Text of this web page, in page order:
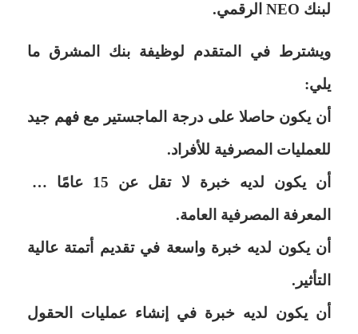
لبنك NEO الرقمي.
ويشترط في المتقدم لوظيفة بنك المشرق ما
يلي:
أن يكون حاصلا على درجة الماجستير مع فهم جيد
للعمليات المصرفية للأفراد.
أن يكون لديه خبرة لا تقل عن 15 عامًا في
المعرفة المصرفية العامة.
أن يكون لديه خبرة واسعة في تقديم أتمتة عالية
التأثير.
أن يكون لديه خبرة في إنشاء عمليات الحقول